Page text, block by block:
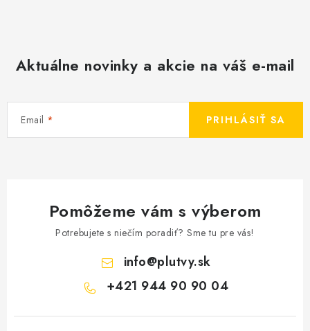
Aktuálne novinky a akcie na váš e-mail
Email PRIHLÁSIŤ SA
Pomôžeme vám s výberom
Potrebujete s niečím poradiť? Sme tu pre vás!
info@plutvy.sk
+421 944 90 90 04